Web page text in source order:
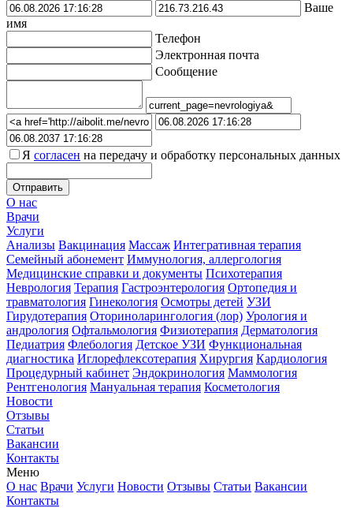
Ваше
имя
Телефон
Электронная почта
Сообщение
Я согласен на передачу и обработку персональных данных
О нас
Врачи
Услуги
Анализы Вакцинация Массаж Интегративная терапия
Семейный абонемент Иммунология, аллергология
Медицинские справки и документы Психотерапия
Неврология Терапия Гастроэнтерология Ортопедия и
травматология Гинекология Осмотры детей УЗИ
Гирудотерапия Оториноларингология (лор) Урология и
андрология Офтальмология Физиотерапия Дерматология
Педиатрия Флебология Детское УЗИ Функциональная
диагностика Иглорефлексотерапия Хирургия Кардиология
Процедурный кабинет Эндокринология Маммология
Рентгенология Мануальная терапия Косметология
Новости
Отзывы
Статьи
Вакансии
Контакты
Меню
О нас Врачи Услуги Новости Отзывы Статьи Вакансии
Контакты